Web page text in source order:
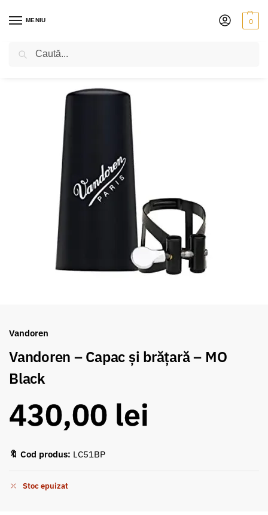
MENIU 0
Vandoren
Vandoren – Capac și brățară – MO
Black
430,00 lei
🔖 Cod produs: LC51BP
Stoc epuizat